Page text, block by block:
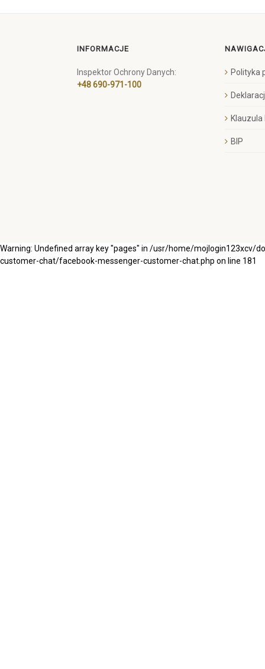
INFORMACJE
Inspektor Ochrony Danych:
+48 690-971-100
Polityka
BIP
Warning: Undefined array key "pages" in /usr/home/
customer-chat/facebook-messenger-customer-chat.php on line 181